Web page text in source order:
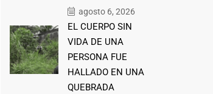
agosto 6, 2026
EL CUERPO SIN
VIDA DE UNA
PERSONA FUE
HALLADO EN UNA
QUEBRADA